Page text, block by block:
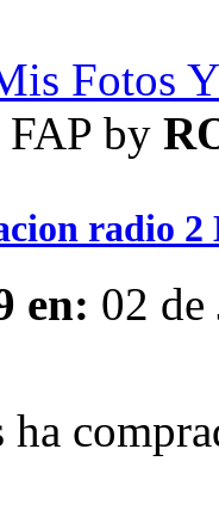
Fotos
FAP by
radio 2
en: 02
ha